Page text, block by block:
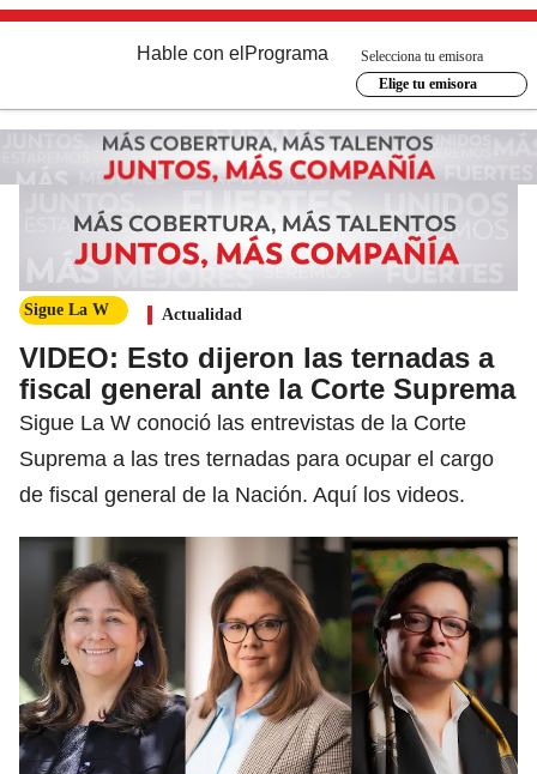
Hable con el Programa
Selecciona tu emisora
Elige tu emisora
Sigue La W Actualidad
VIDEO: Esto dijeron las ternadas a
fiscal general ante la Corte Suprema
Sigue La W conoció las entrevistas de la Corte
Suprema a las tres ternadas para ocupar el cargo
de fiscal general de la Nación. Aquí los videos.